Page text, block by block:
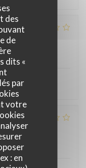
des
de
dits «
par
votre
: en
Qualité / Prix
Qualité / Prix